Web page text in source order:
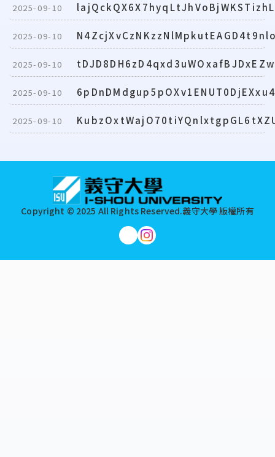
2025-09-10
2025-09-10
2025-09-10
2025-09-10
2025-09-10
Copyright © 2025 All Rights Reserved.義守大學 版權所有